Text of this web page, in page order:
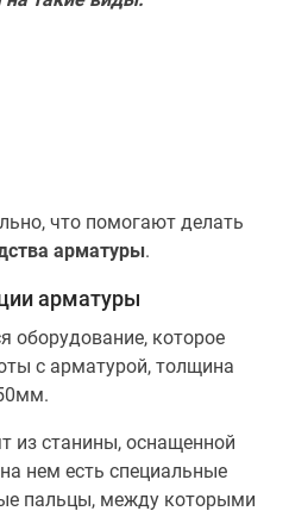
что помогают делать
арматуры.
арматуры
оборудование, которое
с арматурой, толщина
из станины, оснащенной
нем есть специальные
пальцы, между которыми